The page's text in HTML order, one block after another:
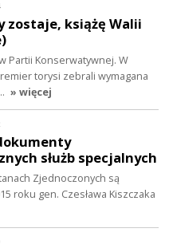
zostaje, książę Walii
Partii Konserwatywnej. W
torysi zebrali wymagana
» więcej
służb specjalnych
Zjednoczonych są
roku gen. Czesława Kiszczaka